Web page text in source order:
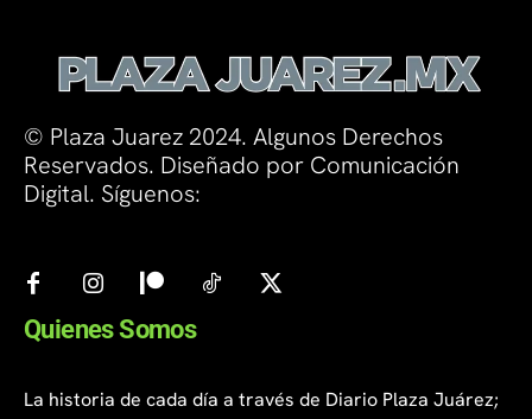
© Plaza Juarez 2024. Algunos Derechos
Reservados. Diseñado por Comunicación
Digital. Síguenos:
Quienes Somos
La historia de cada día a través de Diario Plaza Juárez;